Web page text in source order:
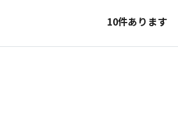
10件あります